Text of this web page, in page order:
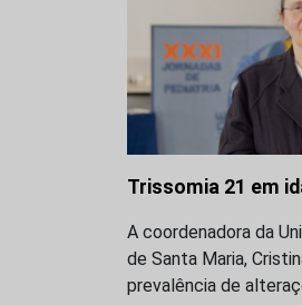
Trissomia 21 em
A coordenadora da
de Santa Maria,
prevalência de